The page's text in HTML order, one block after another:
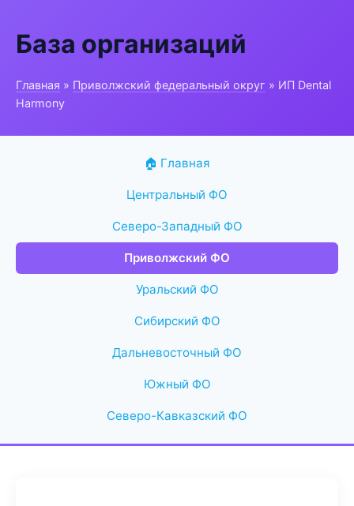
База организаций
Главная » Приволжский федеральный округ » ИП Dental
Harmony
🏠 Главная
Центральный ФО
Северо-Западный ФО
Приволжский ФО
Уральский ФО
Сибирский ФО
Дальневосточный ФО
Южный ФО
Северо-Кавказский ФО